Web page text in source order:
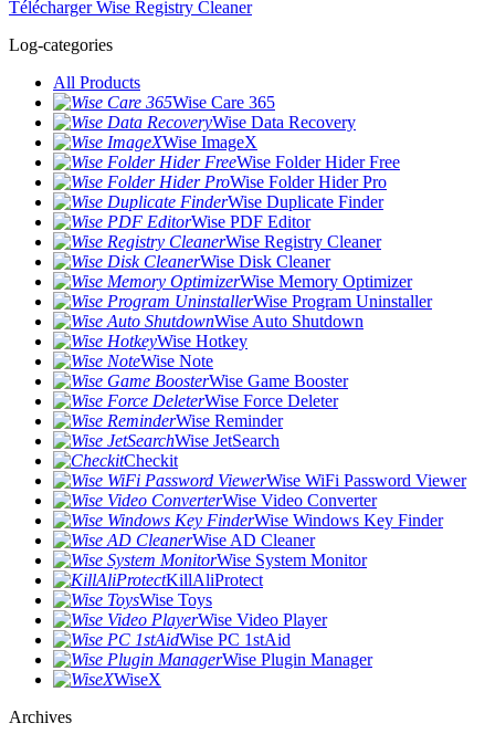
Télécharger Wise Registry Cleaner
Log-categories
All Products
Wise Care 365
Wise Data Recovery
Wise ImageX
Wise Folder Hider Free
Wise Folder Hider Pro
Wise Duplicate Finder
Wise PDF Editor
Wise Registry Cleaner
Wise Disk Cleaner
Wise Memory Optimizer
Wise Program Uninstaller
Wise Auto Shutdown
Wise Hotkey
Wise Note
Wise Game Booster
Wise Force Deleter
Wise Reminder
Wise JetSearch
Checkit
Wise WiFi Password Viewer
Wise Video Converter
Wise Windows Key Finder
Wise AD Cleaner
Wise System Monitor
KillAliProtect
Wise Toys
Wise Video Player
Wise PC 1stAid
Wise Plugin Manager
WiseX
Archives